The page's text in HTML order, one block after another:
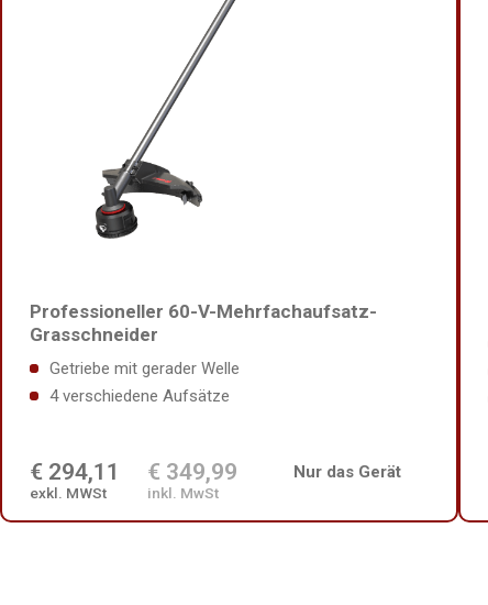
Professioneller 60-V-Mehrfachaufsatz-
Grasschneider
Getriebe mit gerader Welle
4 verschiedene Aufsätze
€ 294,11
exkl. MWSt
€ 349,99
inkl. MwSt
Nur das Gerät